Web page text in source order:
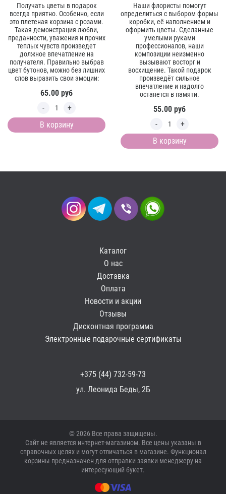
Получать цветы в подарок
всегда приятно. Особенно, если
это плетеная корзина с розами.
Такая демонстрация любви,
преданности, уважения и прочих
теплых чувств произведет
должное впечатление на
получателя. Правильно выбрав
цвет бутонов, можно без лишних
слов выразить свои эмоции:
65.00 руб
В корзину
Наши флористы помогут
определиться с выбором формы
коробки, её наполнением и
оформить цветы. Сделанные
умелыми руками
профессионалов, наши
композиции неизменно
вызывают восторг и
восхищение. Такой подарок
произведёт сильное
впечатление и надолго
останется в памяти.
55.00 руб
В корзину
Каталог
О нас
Доставка
Оплата
Новости и акции
Отзывы
Дисконтная программа
Электронные подарочные сертификаты
+375 (44) 732-59-73
ул. Леонида Беды, 2Б
© 2026 Все права защищены.
Сайт не является интернет-магазином. Все цены указаны в
справочных целях и могут отличаться в магазине. Функционал
корзины предназначен для отправки заявки менеджеру на
интересующий букет.